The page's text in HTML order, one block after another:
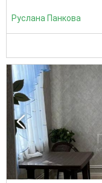
Руслана Панкова